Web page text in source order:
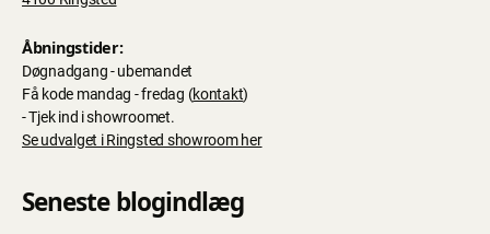
Åbningstider:
Døgnadgang - ubemandet
Få kode mandag - fredag (kontakt)
- Tjek ind i showroomet.
Se udvalget i Ringsted showroom her
Seneste blogindlæg